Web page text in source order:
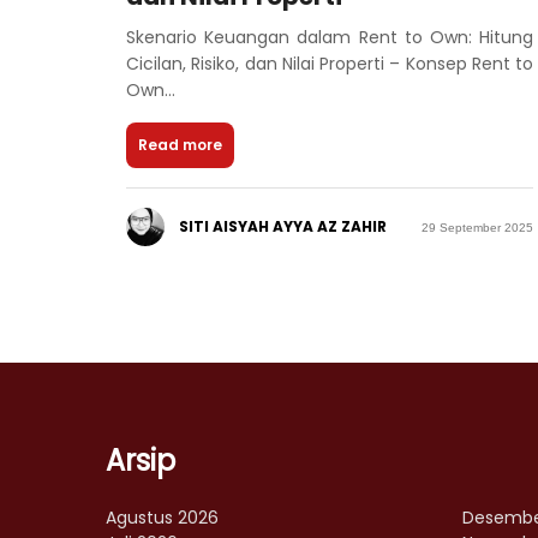
Skenario Keuangan dalam Rent to Own: Hitung
Cicilan, Risiko, dan Nilai Properti – Konsep Rent to
Own...
Read more
SITI AISYAH AYYA AZ ZAHIR 29 September 2025
Arsip
Agustus 2026